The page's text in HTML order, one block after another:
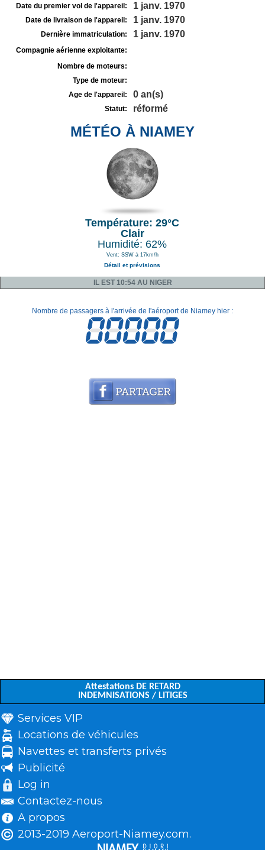
Date du premier vol de l'appareil: 1 janv. 1970
Date de livraison de l'appareil: 1 janv. 1970
Dernière immatriculation: 1 janv. 1970
Compagnie aérienne exploitante:
Nombre de moteurs:
Type de moteur:
Age de l'appareil:
0 an(s)
Statut: réformé
MÉTÉO À NIAMEY
Température: 29°C
Clair
Humidité: 62%
Vent: SSW à 17km/h
Détail et prévisions
IL EST 10:54 AU NIGER
Nombre de passagers à l'arrivée de l'aéroport de Niamey hier :
Attestations DE RETARD
INDEMNISATIONS / LITIGES
Services VIP
Locations de véhicules
Navettes et transferts privés
Publicité
Log in
Contactez-nous
A propos
2013-2019 Aeroport-Niamey.com.